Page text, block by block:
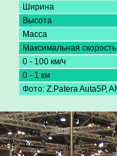
Ширина
Высота
Масса
Максимальная скорость
0 - 100 км/ч
0 - 1 км
Фото: Z.Patera Auta5P,